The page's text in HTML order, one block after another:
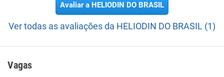
Avaliar a HELIODIN DO BRASIL
Ver todas as avaliações da HELIODIN DO BRASIL (1)
Vagas